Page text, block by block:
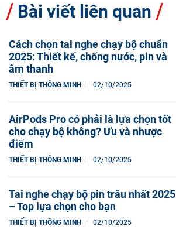
Bài viết liên quan
Cách chọn tai nghe chạy bộ chuẩn
2025: Thiết kế, chống nước, pin và
âm thanh
THIẾT BỊ THÔNG MINH 02/10/2025
AirPods Pro có phải là lựa chọn tốt
cho chạy bộ không? Ưu và nhược
điểm
THIẾT BỊ THÔNG MINH 02/10/2025
Tai nghe chạy bộ pin trâu nhất 2025
– Top lựa chọn cho bạn
THIẾT BỊ THÔNG MINH 02/10/2025